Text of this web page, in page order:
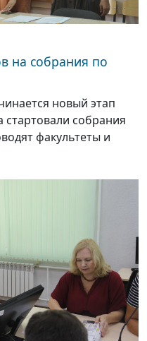
на собрания по
новый этап
стартовали собрания
факультеты и